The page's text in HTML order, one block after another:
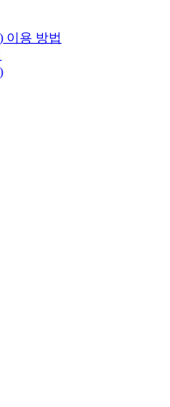
이용 방법